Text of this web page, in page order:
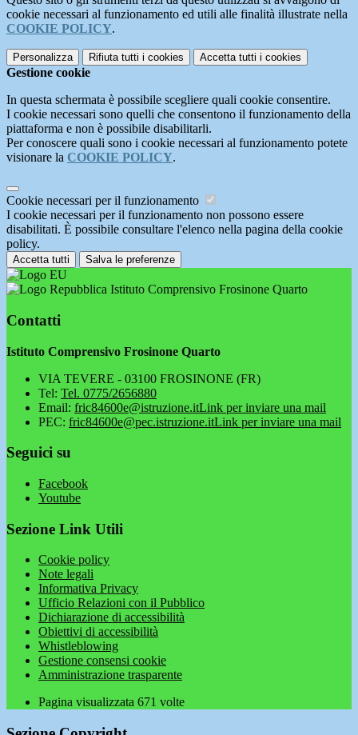
cookie necessari al funzionamento ed utili alle finalità illustrate nella
COOKIE POLICY.
Personalizza Rifiuta tutti i cookies Accetta tutti i cookies
Gestione cookie
In questa schermata è possibile scegliere quali cookie consentire.
I cookie necessari sono quelli che consentono il funzionamento della
piattaforma e non è possibile disabilitarli.
Per conoscere quali sono i cookie necessari al funzionamento potete
visionare la COOKIE POLICY.
Cookie necessari per il funzionamento
I cookie necessari per il funzionamento non possono essere
disabilitati. È possibile consultare l'elenco nella pagina della cookie
policy.
Accetta tutti Salva le preferenze
Istituto Comprensivo Frosinone Quarto
Contatti
Istituto Comprensivo Frosinone Quarto
VIA TEVERE - 03100 FROSINONE (FR)
Tel: Tel. 0775/2656880
Email: fric84600e@istruzione.itLink per inviare una mail
PEC: fric84600e@pec.istruzione.itLink per inviare una mail
Seguici su
Facebook
Youtube
Sezione Link Utili
Cookie policy
Note legali
Informativa Privacy
Ufficio Relazioni con il Pubblico
Dichiarazione di accessibilità
Obiettivi di accessibilità
Whistleblowing
Gestione consensi cookie
Amministrazione trasparente
Pagina visualizzata 671 volte